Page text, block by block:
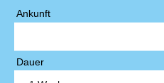
Ankunft
Dauer